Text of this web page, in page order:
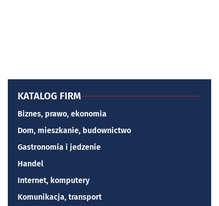
KATALOG FIRM
Biznes, prawo, ekonomia
Dom, mieszkanie, budownictwo
Gastronomia i jedzenie
Handel
Internet, komputery
Komunikacja, transport